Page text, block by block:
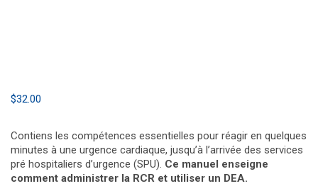
$32.00
Contiens les compétences essentielles pour réagir en quelques
minutes à une urgence cardiaque, jusqu’à l’arrivée des services
pré hospitaliers d’urgence (SPU). Ce manuel enseigne
comment administrer la RCR et utiliser un DEA.